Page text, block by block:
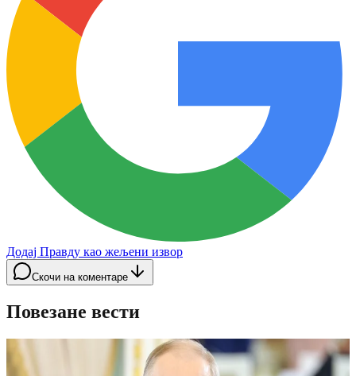
Додај Правду као жељени извор
Скочи на коментаре
Повезане вести